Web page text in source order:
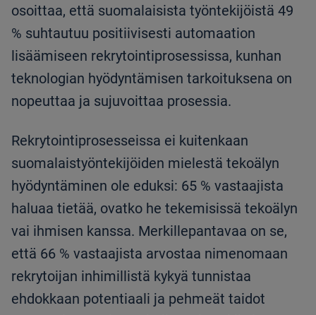
osoittaa, että suomalaisista työntekijöistä 49
% suhtautuu positiivisesti automaation
lisäämiseen rekrytointiprosessissa, kunhan
teknologian hyödyntämisen tarkoituksena on
nopeuttaa ja sujuvoittaa prosessia.
Rekrytointiprosesseissa ei kuitenkaan
suomalaistyöntekijöiden mielestä tekoälyn
hyödyntäminen ole eduksi: 65 % vastaajista
haluaa tietää, ovatko he tekemisissä tekoälyn
vai ihmisen kanssa. Merkillepantavaa on se,
että 66 % vastaajista arvostaa nimenomaan
rekrytoijan inhimillistä kykyä tunnistaa
ehdokkaan potentiaali ja pehmeät taidot